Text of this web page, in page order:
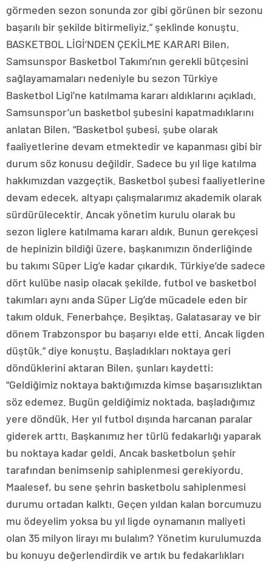
görmeden sezon sonunda zor gibi görünen bir sezonu
başarılı bir şekilde bitirmeliyiz.” şeklinde konuştu.
BASKETBOL LİGİ’NDEN ÇEKİLME KARARI Bilen,
Samsunspor Basketbol Takımı’nın gerekli bütçesini
sağlayamamaları nedeniyle bu sezon Türkiye
Basketbol Ligi’ne katılmama kararı aldıklarını açıkladı.
Samsunspor’un basketbol şubesini kapatmadıklarını
anlatan Bilen, “Basketbol şubesi, şube olarak
faaliyetlerine devam etmektedir ve kapanması gibi bir
durum söz konusu değildir. Sadece bu yıl lige katılma
hakkımızdan vazgeçtik. Basketbol şubesi faaliyetlerine
devam edecek, altyapı çalışmalarımız akademik olarak
sürdürülecektir. Ancak yönetim kurulu olarak bu
sezon liglere katılmama kararı aldık. Bunun gerekçesi
de hepinizin bildiği üzere, başkanımızın önderliğinde
bu takımı Süper Lig’e kadar çıkardık. Türkiye’de sadece
dört kulübe nasip olacak şekilde, futbol ve basketbol
takımları aynı anda Süper Lig’de mücadele eden bir
takım olduk. Fenerbahçe, Beşiktaş, Galatasaray ve bir
dönem Trabzonspor bu başarıyı elde etti. Ancak ligden
düştük.” diye konuştu. Başladıkları noktaya geri
döndüklerini aktaran Bilen, şunları kaydetti:
“Geldiğimiz noktaya baktığımızda kimse başarısızlıktan
söz edemez. Bugün geldiğimiz noktada, başladığımız
yere döndük. Her yıl futbol dışında harcanan paralar
giderek arttı. Başkanımız her türlü fedakarlığı yaparak
bu noktaya kadar geldi. Ancak basketbolun şehir
tarafından benimsenip sahiplenmesi gerekiyordu.
Maalesef, bu sene şehrin basketbolu sahiplenmesi
durumu ortadan kalktı. Geçen yıldan kalan borcumuzu
mu ödeyelim yoksa bu yıl ligde oynamanın maliyeti
olan 35 milyon lirayı mı bulalım? Yönetim kurulumuzda
bu konuyu değerlendirdik ve artık bu fedakarlıkları